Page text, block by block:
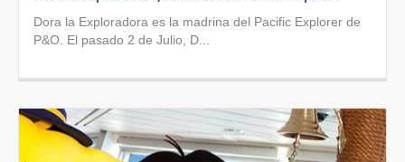
Dora la Exploradora es la madrina del Pacific Explorer de
P&O. El pasado 2 de Julio, D...